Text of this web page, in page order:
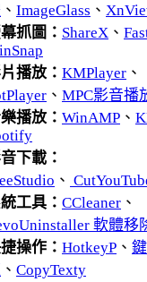
、 ImageGlass 、
抓圖： ShareX 、
播放： KMPlayer 、
、 MPC影音播
播放： WinAMP 、
下載：
、
工具： CCleaner 、
軟體移
操作： HotkeyP 、
、 CopyTexty